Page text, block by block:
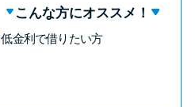
こんな方にオススメ！
低金利で借りたい方